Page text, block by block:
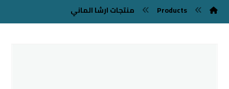
Products منتجات ارشا الماني